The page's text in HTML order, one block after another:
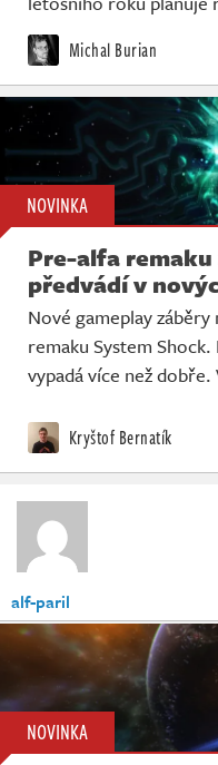
Michal Burian
NOVINKA
Pre-alfa remaku
předvádí v
Nové gameplay
remaku System
vypadá více než
Kryštof Bernatík
alf-paril
NOVINKA